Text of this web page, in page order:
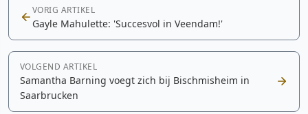
VORIG ARTIKEL
Gayle Mahulette: 'Succesvol in Veendam!'
VOLGEND ARTIKEL
Samantha Barning voegt zich bij Bischmisheim in
Saarbrucken